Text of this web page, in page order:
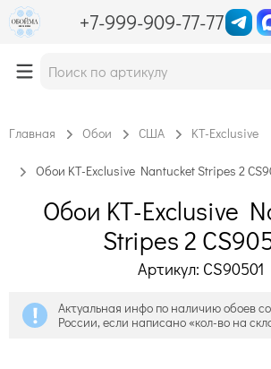
+7-999-909-77-77
Главная Обои США KT-Exclusive
Обои KT-Exclusive Nantucket Stripes 2
Обои KT-Exclusive
Stripes 2
Артикул: CS90501
Актуальная инфо по наличию обоев
России, если написано «кол-во на